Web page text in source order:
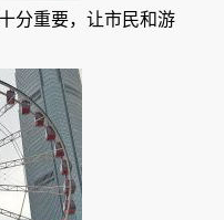
分重要，让市民和游